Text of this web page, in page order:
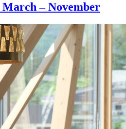
March – November